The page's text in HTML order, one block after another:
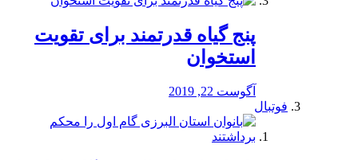
پنج گیاه قدرتمند برای تقویت
استخوان
آگوست 22, 2019
فوتبال